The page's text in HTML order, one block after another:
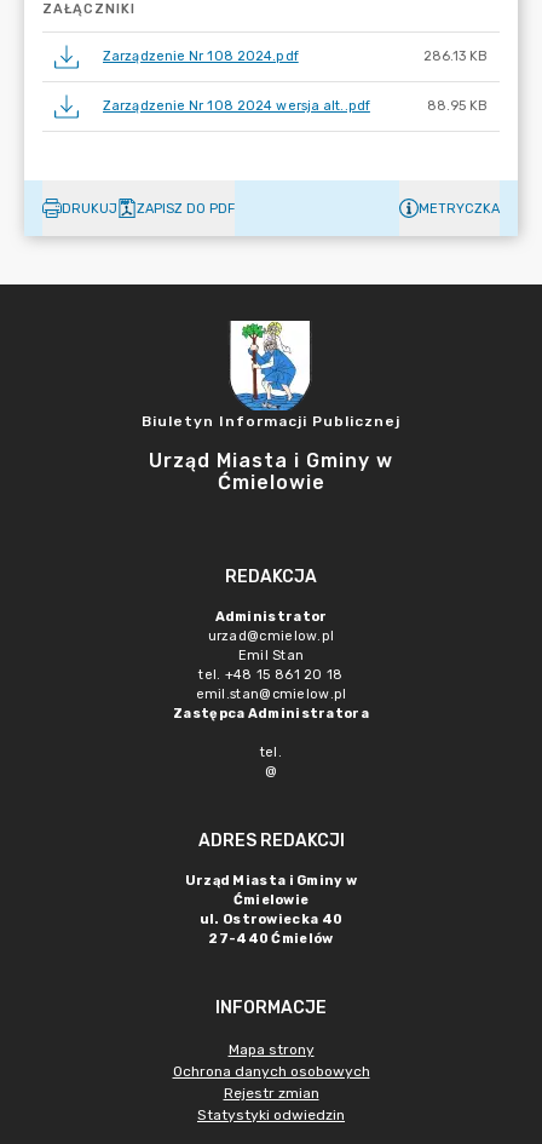
ZAŁĄCZNIKI
Zarządzenie Nr 108 2024.pdf 286.13 KB
Zarządzenie Nr 108 2024 wersja alt..pdf 88.95 KB
DRUKUJ ZAPISZ DO PDF METRYCZKA
Biuletyn Informacji Publicznej
Urząd Miasta i Gminy w
Ćmielowie
REDAKCJA
Administrator
urzad@cmielow.pl
Emil Stan
tel. +48 15 861 20 18
emil.stan@cmielow.pl
Zastępca Administratora
tel.
@
ADRES REDAKCJI
Urząd Miasta i Gminy w
Ćmielowie
ul. Ostrowiecka 40
27-440 Ćmielów
INFORMACJE
Mapa strony
Ochrona danych osobowych
Rejestr zmian
Statystyki odwiedzin